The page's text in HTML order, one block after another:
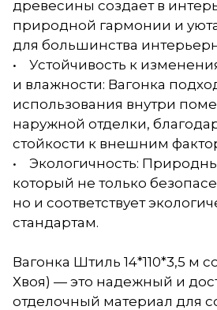
древесины создает в
природной гармонии и
для большинства
• Устойчивость к
и влажности: Вагонка
использования внутри
наружной отделки,
стойкости к внешним
• Экологичность:
который не только
но и соответствует
стандартам.
Вагонка Штиль 14*110*3,5 м
Хвоя) — это надежный и
отделочный материал для